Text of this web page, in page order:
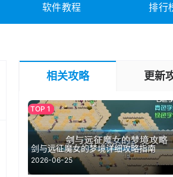
软件教程 排行
相关攻略 更新
剑与远征魔女的梦境详细攻略指南
2026-06-25